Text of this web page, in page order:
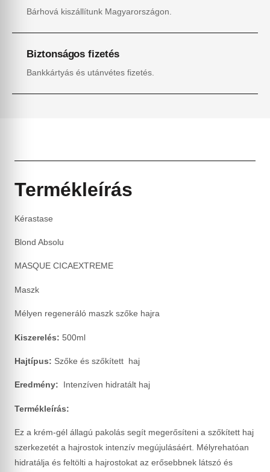
Bárhová kiszállítunk Magyarországon.
Biztonságos fizetés
Bankkártyás és utánvétes fizetés.
Termékleírás
Kérastase
Blond Absolu
MASQUE CICAEXTREME
Maszk
Mélyen regeneráló maszk szőke hajra
Kiszerelés: 500ml
Hajtípus: Szőke és szőkített haj
Eredmény: Intenzíven hidratált haj
Termékleírás:
Ez a krém-gél állagú pakolás segít megerősíteni a szőkített haj
szerkezetét a hajrostok intenzív megújulásáért. Mélyrehatóan
hidratálja és feltölti a hajrostokat az erősebbnek látszó és